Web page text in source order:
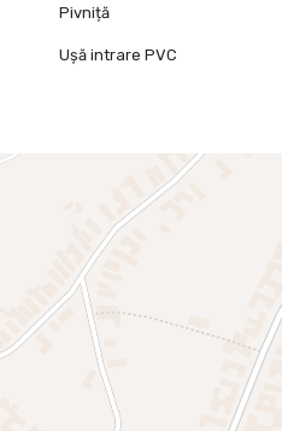
Pivniță
Ușă intrare PVC